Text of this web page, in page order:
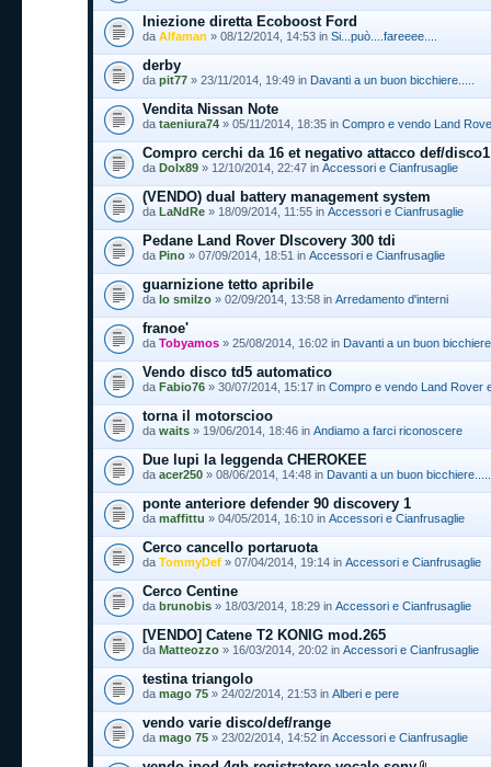
Iniezione diretta Ecoboost Ford
da Alfaman » 08/12/2014, 14:53 in Si...può....fareeee....
derby
da pit77 » 23/11/2014, 19:49 in Davanti a un buon bicchiere.....
Vendita Nissan Note
da taeniura74 » 05/11/2014, 18:35 in Compro e vendo Land
Compro cerchi da 16 et negativo attacco def/disco1
da Dolx89 » 12/10/2014, 22:47 in Accessori e Cianfrusaglie
(VENDO) dual battery management system
da LaNdRe » 18/09/2014, 11:55 in Accessori e Cianfrusaglie
Pedane Land Rover DIscovery 300 tdi
da Pino » 07/09/2014, 18:51 in Accessori e Cianfrusaglie
guarnizione tetto apribile
da lo smilzo » 02/09/2014, 13:58 in Arredamento d'interni
franoe'
da Tobyamos » 25/08/2014, 16:02 in Davanti a un buon
Vendo disco td5 automatico
da Fabio76 » 30/07/2014, 15:17 in Compro e vendo Land Rover
torna il motorscioo
da waits » 19/06/2014, 18:46 in Andiamo a farci riconoscere
Due lupi la leggenda CHEROKEE
da acer250 » 08/06/2014, 14:48 in Davanti a un buon bicchiere.....
ponte anteriore defender 90 discovery 1
da maffittu » 04/05/2014, 16:10 in Accessori e Cianfrusaglie
Cerco cancello portaruota
da TommyDef » 07/04/2014, 19:14 in Accessori e Cianfrusaglie
Cerco Centine
da brunobis » 18/03/2014, 18:29 in Accessori e Cianfrusaglie
[VENDO] Catene T2 KONIG mod.265
da Matteozzo » 16/03/2014, 20:02 in Accessori e Cianfrusaglie
testina triangolo
da mago 75 » 24/02/2014, 21:53 in Alberi e pere
vendo varie disco/def/range
da mago 75 » 23/02/2014, 14:52 in Accessori e Cianfrusaglie